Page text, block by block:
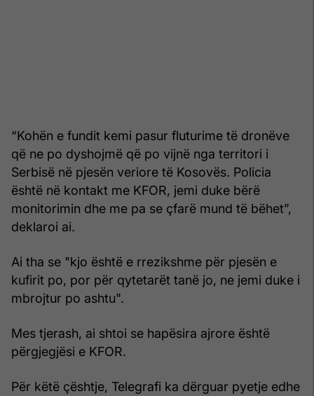
“Kohën e fundit kemi pasur fluturime të dronëve
që ne po dyshojmë që po vijnë nga territori i
Serbisë në pjesën veriore të Kosovës. Policia
është në kontakt me KFOR, jemi duke bërë
monitorimin dhe me pa se çfarë mund të bëhet”,
deklaroi ai.
Ai tha se "kjo është e rrezikshme për pjesën e
kufirit po, por për qytetarët tanë jo, ne jemi duke i
mbrojtur po ashtu".
Mes tjerash, ai shtoi se hapësira ajrore është
përgjegjësi e KFOR.
Për këtë çështje, Telegrafi ka dërguar pyetje edhe